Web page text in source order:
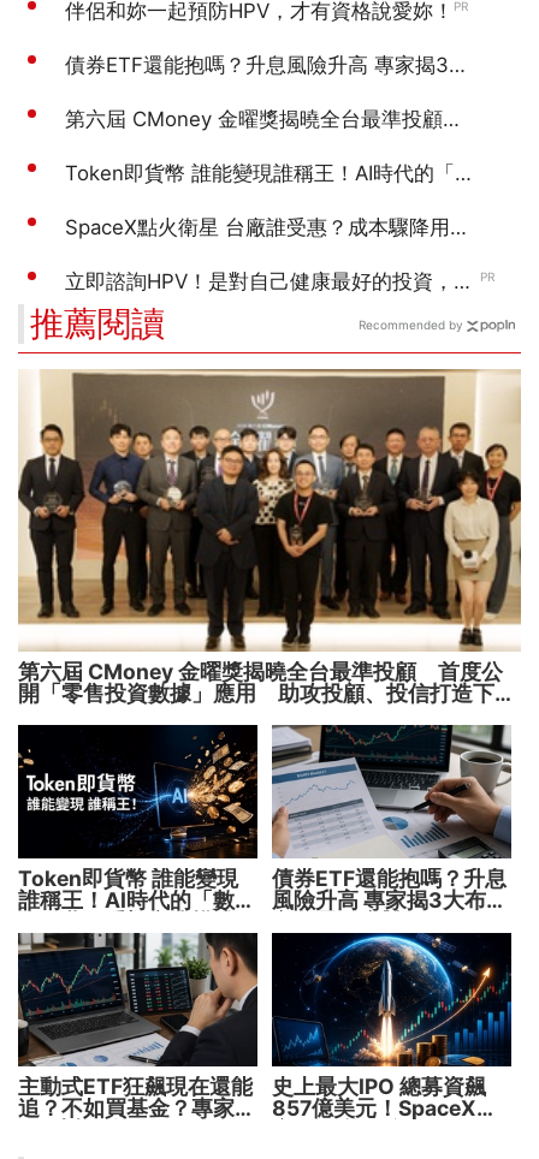
推薦閱讀
第六屆 CMoney 金曜獎揭曉全台最準投顧 首度公
開「零售投資數據」應用 助攻投顧、投信打造下一
Token即貨幣 誰能變現
誰稱王！AI時代的「數位
債券ETF還能抱嗎？升息
風險升高 專家揭3大布局
主動式ETF狂飆現在還能
追？不如買基金？專家親
史上最大IPO 總募資飆
857億美元！SpaceX升
Recommended by